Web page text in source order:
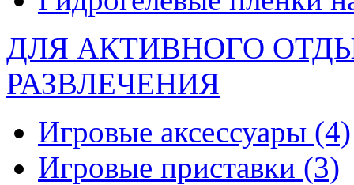
ДЛЯ АКТИВНОГО
РАЗВЛЕЧЕНИЯ
Игровые аксессуары (4)
Игровые приставки (3)